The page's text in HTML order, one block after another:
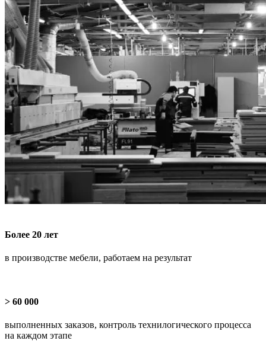
Более 20 лет
в производстве мебели, работаем на результат
> 60 000
выполненных заказов, контроль технилогического процесса
на каждом этапе